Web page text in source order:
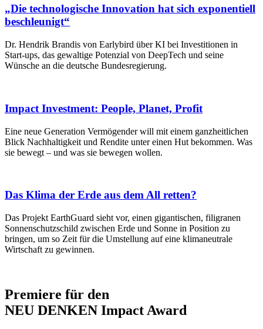
„Die technologische Innovation hat sich exponentiell
beschleunigt“
Dr. Hendrik Brandis von Earlybird über KI bei Investitionen in
Start-ups, das gewaltige Potenzial von DeepTech und seine
Wünsche an die deutsche Bundesregierung.
Impact Investment: People, Planet, Profit
Eine neue Generation Vermögender will mit einem ganzheitlichen
Blick Nachhaltigkeit und Rendite unter einen Hut bekommen. Was
sie bewegt – und was sie bewegen wollen.
Das Klima der Erde aus dem All retten?
Das Projekt EarthGuard sieht vor, einen gigantischen, filigranen
Sonnenschutzschild zwischen Erde und Sonne in Position zu
bringen, um so Zeit für die Umstellung auf eine klimaneutrale
Wirtschaft zu gewinnen.
Premiere für den
NEU DENKEN Impact Award